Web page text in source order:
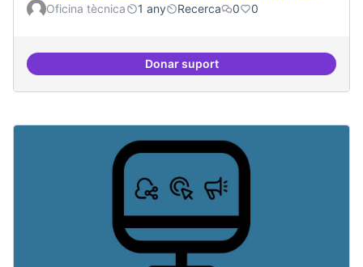
Oficina tècnica 1 any Recerca 0 0
Donar suportConnectar repositori de